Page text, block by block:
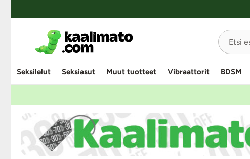
Seksilelut Seksiasut Muut tuotteet Vibraattorit BDSM